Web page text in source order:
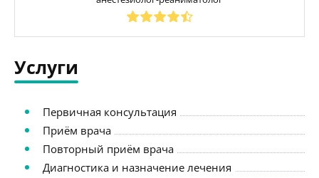
Услуги
Первичная консультация
Приём врача
Повторный приём врача
Диагностика и назначение лечения